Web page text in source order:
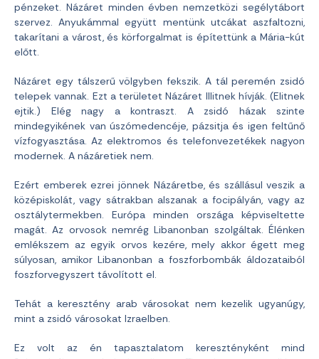
pénzeket. Názáret minden évben nemzetközi segélytábort
szervez. Anyukámmal együtt mentünk utcákat aszfaltozni,
takarítani a várost, és körforgalmat is építettünk a Mária-kút
előtt.
Názáret egy tálszerű völgyben fekszik. A tál peremén zsidó
telepek vannak. Ezt a területet Názáret Illitnek hívják. (Elitnek
ejtik.) Elég nagy a kontraszt. A zsidó házak szinte
mindegyikének van úszómedencéje, pázsitja és igen feltűnő
vízfogyasztása. Az elektromos és telefonvezetékek nagyon
modernek. A názáretiek nem.
Ezért emberek ezrei jönnek Názáretbe, és szállásul veszik a
középiskolát, vagy sátrakban alszanak a focipályán, vagy az
osztálytermekben. Európa minden országa képviseltette
magát. Az orvosok nemrég Libanonban szolgáltak. Élénken
emlékszem az egyik orvos kezére, mely akkor égett meg
súlyosan, amikor Libanonban a foszforbombák áldozataiból
foszforvegyszert távolított el.
Tehát a keresztény arab városokat nem kezelik ugyanúgy,
mint a zsidó városokat Izraelben.
Ez volt az én tapasztalatom keresztényként mind